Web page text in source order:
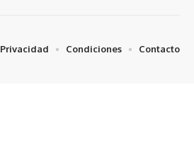
Privacidad Condiciones Contacto